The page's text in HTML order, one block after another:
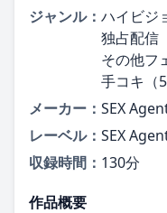
ジャンル： ハイビジ
独占配信
その他フ
手コキ（
メーカー： SEX
レーベル： SEX
収録時間： 130分
作品概要